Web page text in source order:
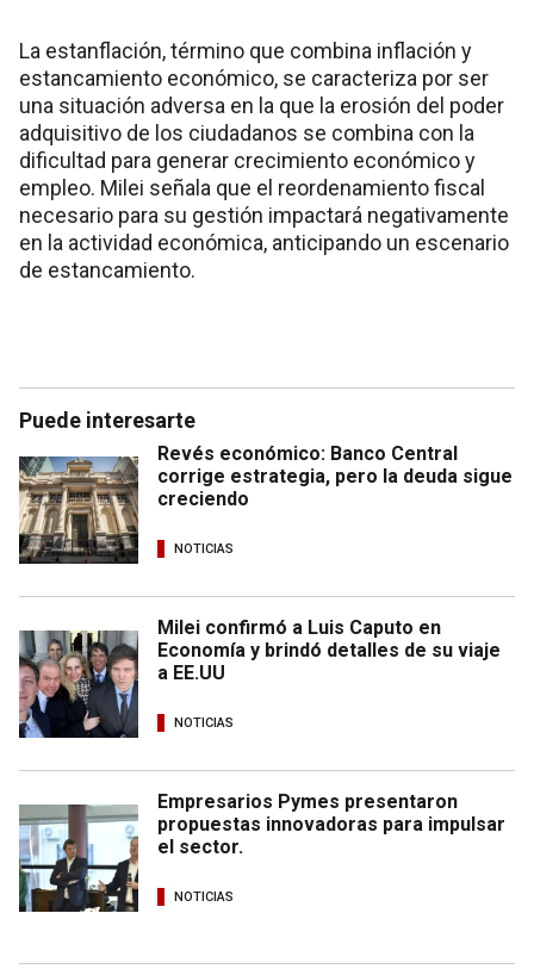
La estanflación, término que combina inflación y
estancamiento económico, se caracteriza por ser
una situación adversa en la que la erosión del poder
adquisitivo de los ciudadanos se combina con la
dificultad para generar crecimiento económico y
empleo. Milei señala que el reordenamiento fiscal
necesario para su gestión impactará negativamente
en la actividad económica, anticipando un escenario
de estancamiento.
Puede interesarte
Revés económico: Banco Central
corrige estrategia, pero la deuda sigue
creciendo
NOTICIAS
Milei confirmó a Luis Caputo en
Economía y brindó detalles de su viaje
a EE.UU
NOTICIAS
Empresarios Pymes presentaron
propuestas innovadoras para impulsar
el sector.
NOTICIAS